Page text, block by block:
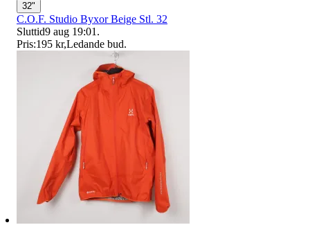
32"
C.O.F. Studio Byxor Beige Stl. 32
Sluttid9 aug 19:01 .
Pris:195 kr,Ledande bud.